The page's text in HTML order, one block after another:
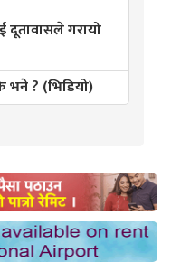
दूतावासले गरायो
भने ? (भिडियो)